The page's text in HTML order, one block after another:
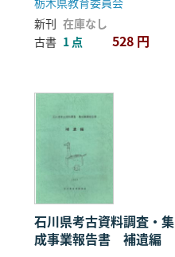
新刊 在庫なし
古書 1 点 528 円
石川県考古資料調査・集
成事業報告書 補遺編